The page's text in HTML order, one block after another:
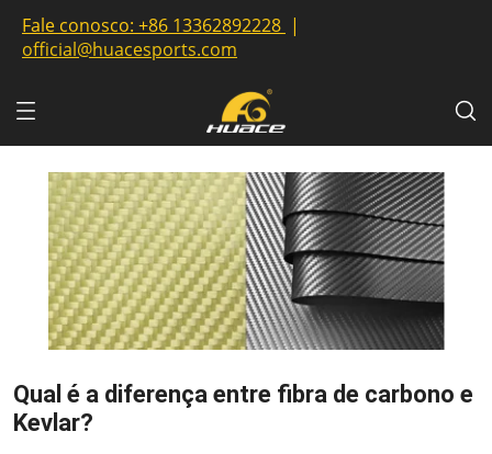
Fale conosco: +86 13362892228 |
official@huacesports.com
Qual é a diferença entre fibra de carbono e
Kevlar?